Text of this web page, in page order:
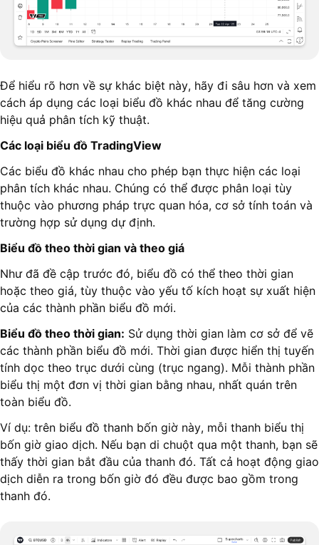
Để hiểu rõ hơn về sự khác biệt này, hãy đi sâu hơn và xem
cách áp dụng các loại biểu đồ khác nhau để tăng cường
hiệu quả phân tích kỹ thuật.
Các loại biểu đồ TradingView
Các biểu đồ khác nhau cho phép bạn thực hiện các loại
phân tích khác nhau. Chúng có thể được phân loại tùy
thuộc vào phương pháp trực quan hóa, cơ sở tính toán và
trường hợp sử dụng dự định.
Biểu đồ theo thời gian và theo giá
Như đã đề cập trước đó, biểu đồ có thể theo thời gian
hoặc theo giá, tùy thuộc vào yếu tố kích hoạt sự xuất hiện
của các thành phần biểu đồ mới.
Biểu đồ theo thời gian: Sử dụng thời gian làm cơ sở để vẽ
các thành phần biểu đồ mới. Thời gian được hiển thị tuyến
tính dọc theo trục dưới cùng (trục ngang). Mỗi thành phần
biểu thị một đơn vị thời gian bằng nhau, nhất quán trên
toàn biểu đồ.
Ví dụ: trên biểu đồ thanh bốn giờ này, mỗi thanh biểu thị
bốn giờ giao dịch. Nếu bạn di chuột qua một thanh, bạn sẽ
thấy thời gian bắt đầu của thanh đó. Tất cả hoạt động giao
dịch diễn ra trong bốn giờ đó đều được bao gồm trong
thanh đó.